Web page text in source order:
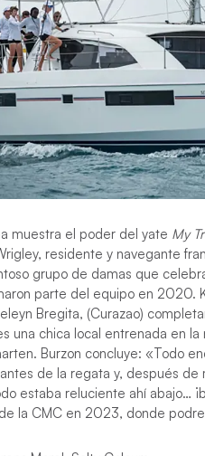
muestra el poder del yate My
residente y navegante
grupo de damas que
parte del equipo en 2020.
Bregita, (Curazao)
una chica local entrenada en
Burzon concluye: «Todo
de la regata y, después
estaba reluciente ahí abajo…
la CMC en 2023, donde